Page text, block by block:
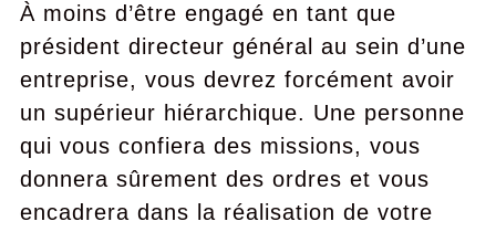
À moins d’être engagé en tant que
président directeur général au sein d’une
entreprise, vous devrez forcément avoir
un supérieur hiérarchique. Une personne
qui vous confiera des missions, vous
donnera sûrement des ordres et vous
encadrera dans la réalisation de votre